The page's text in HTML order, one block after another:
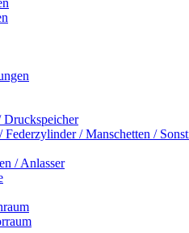
Druckspeicher
/ Manschetten /
/ Anlasser